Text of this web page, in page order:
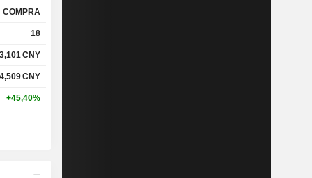
COMPRA
18
3,101CNY
4,509CNY
+45,40%